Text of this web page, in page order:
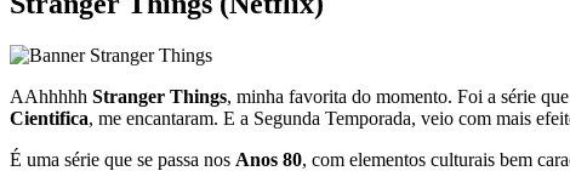
AAhhhhh Stranger Things, minha favorita do momento. Foi a série
Cientifica, me encantaram. E a Segunda Temporada, veio com mais
É uma série que se passa nos Anos 80, com elementos culturais bem